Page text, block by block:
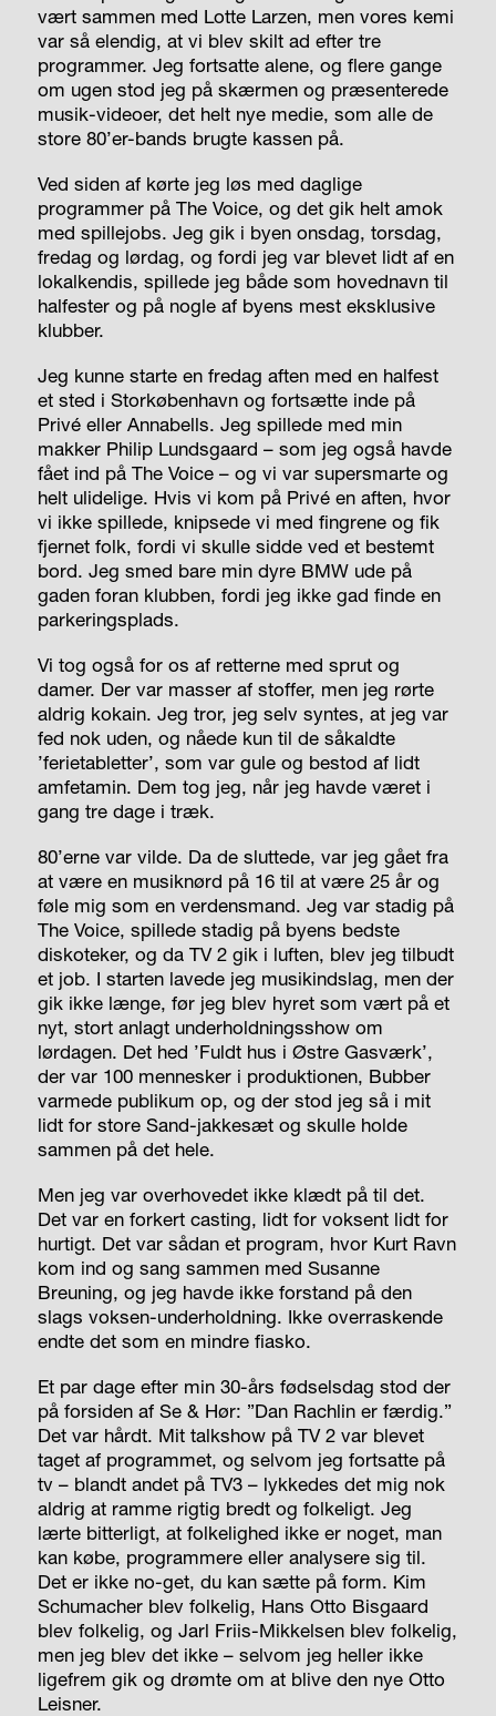
vært sammen med Lotte Larzen, men vores kemi
var så elendig, at vi blev skilt ad efter tre
programmer. Jeg fortsatte alene, og flere gange
om ugen stod jeg på skærmen og præsenterede
musik-videoer, det helt nye medie, som alle de
store 80’er-bands brugte kassen på.
Ved siden af kørte jeg løs med daglige
programmer på The Voice, og det gik helt amok
med spillejobs. Jeg gik i byen onsdag, torsdag,
fredag og lørdag, og fordi jeg var blevet lidt af en
lokalkendis, spillede jeg både som hovednavn til
halfester og på nogle af byens mest eksklusive
klubber.
Jeg kunne starte en fredag aften med en halfest
et sted i Storkøbenhavn og fortsætte inde på
Privé eller Annabells. Jeg spillede med min
makker Philip Lundsgaard – som jeg også havde
fået ind på The Voice – og vi var supersmarte og
helt ulidelige. Hvis vi kom på Privé en aften, hvor
vi ikke spillede, knipsede vi med fingrene og fik
fjernet folk, fordi vi skulle sidde ved et bestemt
bord. Jeg smed bare min dyre BMW ude på
gaden foran klubben, fordi jeg ikke gad finde en
parkeringsplads.
Vi tog også for os af retterne med sprut og
damer. Der var masser af stoffer, men jeg rørte
aldrig kokain. Jeg tror, jeg selv syntes, at jeg var
fed nok uden, og nåede kun til de såkaldte
’ferietabletter’, som var gule og bestod af lidt
amfetamin. Dem tog jeg, når jeg havde været i
gang tre dage i træk.
80’erne var vilde. Da de sluttede, var jeg gået fra
at være en musiknørd på 16 til at være 25 år og
føle mig som en verdensmand. Jeg var stadig på
The Voice, spillede stadig på byens bedste
diskoteker, og da TV 2 gik i luften, blev jeg tilbudt
et job. I starten lavede jeg musikindslag, men der
gik ikke længe, før jeg blev hyret som vært på et
nyt, stort anlagt underholdningsshow om
lørdagen. Det hed ’Fuldt hus i Østre Gasværk’,
der var 100 mennesker i produktionen, Bubber
varmede publikum op, og der stod jeg så i mit
lidt for store Sand-jakkesæt og skulle holde
sammen på det hele.
Men jeg var overhovedet ikke klædt på til det.
Det var en forkert casting, lidt for voksent lidt for
hurtigt. Det var sådan et program, hvor Kurt Ravn
kom ind og sang sammen med Susanne
Breuning, og jeg havde ikke forstand på den
slags voksen-underholdning. Ikke overraskende
endte det som en mindre fiasko.
Et par dage efter min 30-års fødselsdag stod der
på forsiden af Se & Hør: ”Dan Rachlin er færdig.”
Det var hårdt. Mit talkshow på TV 2 var blevet
taget af programmet, og selvom jeg fortsatte på
tv – blandt andet på TV3 – lykkedes det mig nok
aldrig at ramme rigtig bredt og folkeligt. Jeg
lærte bitterligt, at folkelighed ikke er noget, man
kan købe, programmere eller analysere sig til.
Det er ikke no-get, du kan sætte på form. Kim
Schumacher blev folkelig, Hans Otto Bisgaard
blev folkelig, og Jarl Friis-Mikkelsen blev folkelig,
men jeg blev det ikke – selvom jeg heller ikke
ligefrem gik og drømte om at blive den nye Otto
Leisner.